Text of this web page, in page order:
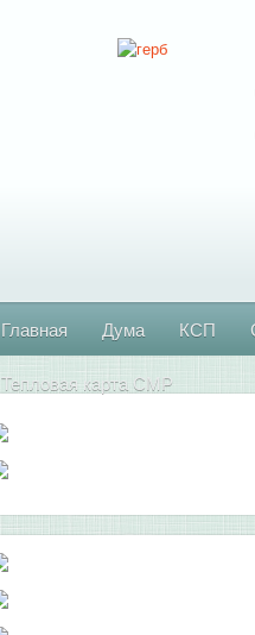
Главная Дума КСП
Тепловая карта СМР